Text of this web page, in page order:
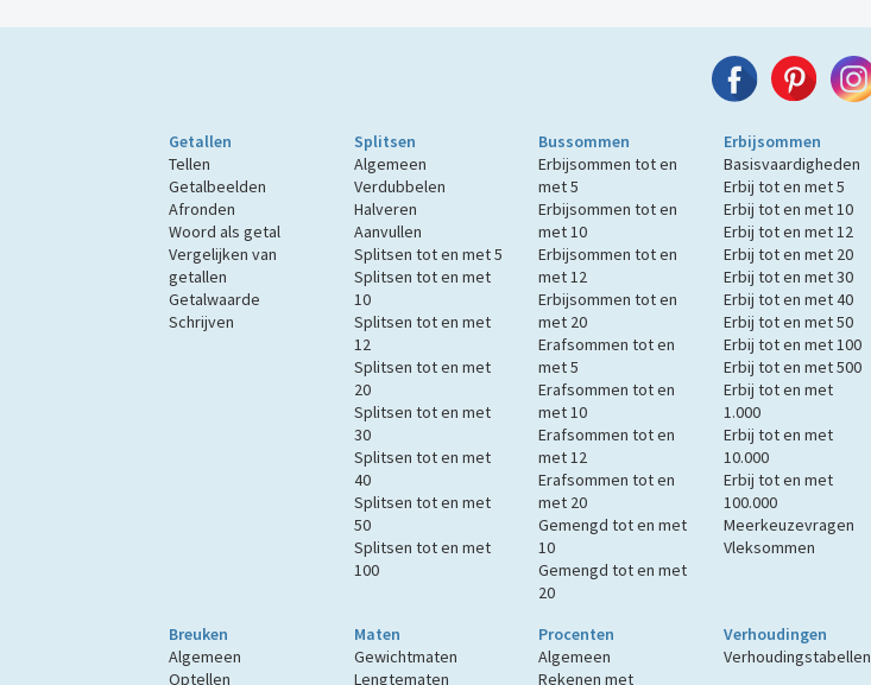
Getallen
Tellen
Getalbeelden
Afronden
Woord als getal
Vergelijken van
getallen
Getalwaarde
Schrijven
Splitsen
Algemeen
Verdubbelen
Halveren
Aanvullen
Splitsen tot en met 5
Splitsen tot en met
10
Splitsen tot en met
12
Splitsen tot en met
20
Splitsen tot en met
30
Splitsen tot en met
40
Splitsen tot en met
50
Splitsen tot en met
100
Bussommen
Erbijsommen tot en
met 5
Erbijsommen tot en
met 10
Erbijsommen tot en
met 12
Erbijsommen tot en
met 20
Erafsommen tot en
met 5
Erafsommen tot en
met 10
Erafsommen tot en
met 12
Erafsommen tot en
met 20
Gemengd tot en met
10
Gemengd tot en met
20
Erbijsommen
Basisvaardigheden
Erbij tot en met 5
Erbij tot en met 10
Erbij tot en met 12
Erbij tot en met 20
Erbij tot en met 30
Erbij tot en met 40
Erbij tot en met 50
Erbij tot en met 100
Erbij tot en met 500
Erbij tot en met
1.000
Erbij tot en met
10.000
Erbij tot en met
100.000
Meerkeuzevragen
Vleksommen
Breuken
Algemeen
Optellen
Maten
Gewichtmaten
Lengtematen
Procenten
Algemeen
Rekenen met
Verhoudingen
Verhoudingstabellen